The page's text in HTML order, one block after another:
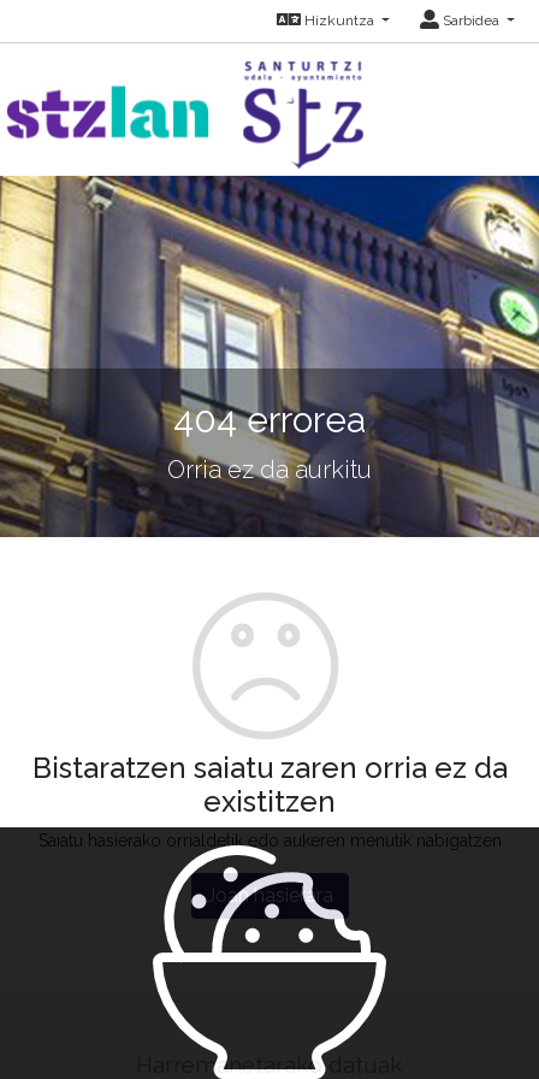
Hizkuntza Sarbidea
404 errorea
Orria ez da aurkitu
Bistaratzen saiatu zaren orria ez da
existitzen
Saiatu hasierako orrialdetik edo aukeren menutik nabigatzen
Joan hasierara
Harremanetarako datuak